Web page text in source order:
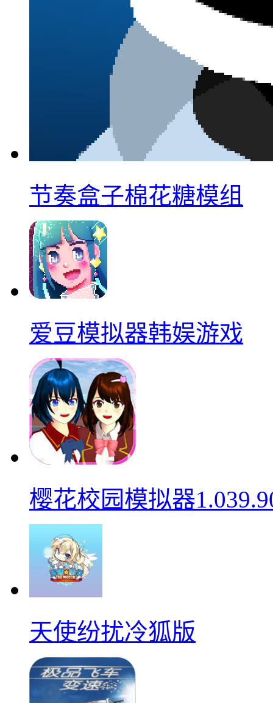
节奏盒子棉花糖模组
爱豆模拟器韩娱游戏
樱花校园模拟器
天使纷扰冷狐版